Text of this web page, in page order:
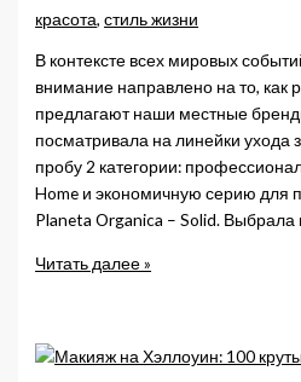
Cicaplast
B5
красота,стиль жизни
В контексте всех мировых
внимание направлено на то, как
предлагают наши местные
посматривала на линейки ухода
пробу 2 категории:
Home и экономичную серию для
Planeta Organica – Solid.
Экологичный
летний
уход
Читать далее »